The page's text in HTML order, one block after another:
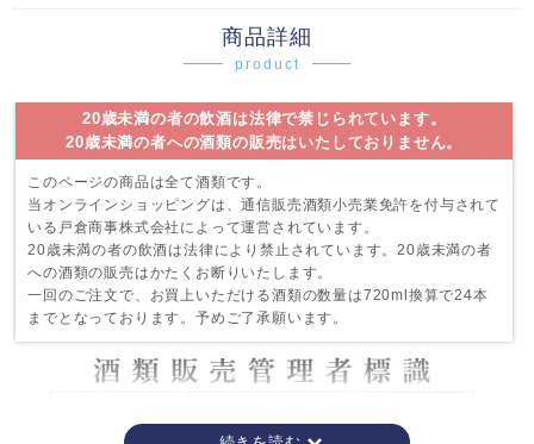
商品詳細
product
20歳未満の者の飲酒は法律で禁じられています。
20歳未満の者への酒類の販売はいたしておりません。
このページの商品は全て酒類です。
当オンラインショッピングは、通信販売酒類小売業免許を付与されて
いる戸倉商事株式会社によって運営されています。
20歳未満の者の飲酒は法律により禁止されています。20歳未満の者
への酒類の販売はかたくお断りいたします。
一回のご注文で、お買上いただける酒類の数量は720ml換算で24本
までとなっております。予めご了承願います。